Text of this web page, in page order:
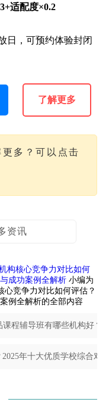
适配度×0.2
日，可预约体验封闭
了解更多
多？可以点击
资讯
构核心竞争力对比如何
成功案例全解析 小编为
心竞争力对比如何评估？
例全解析的全部内容
程辅导班有哪些机构好？
年十大优质学校综合对